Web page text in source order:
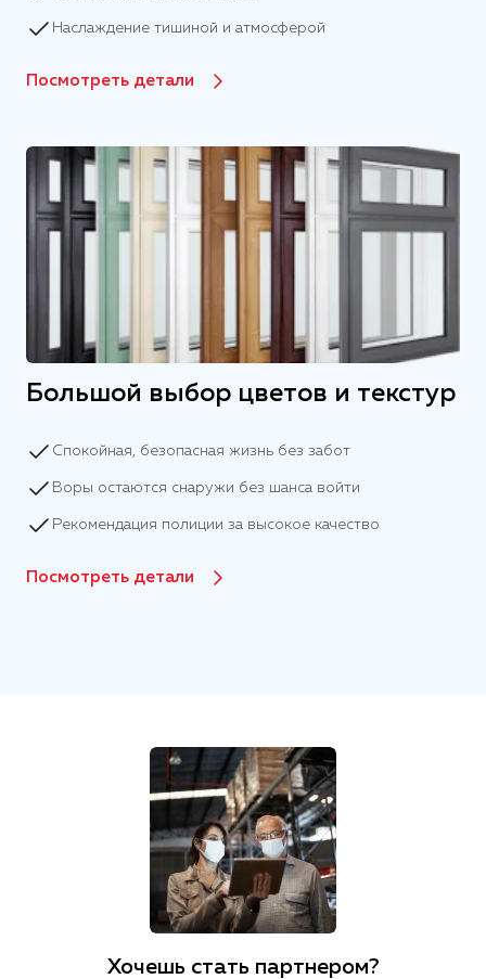
Наслаждение тишиной и атмосферой
Посмотреть детали
Большой выбор цветов и текстур
Спокойная, безопасная жизнь без забот
Воры остаются снаружи без шанса войти
Рекомендация полиции за высокое качество
Посмотреть детали
Хочешь стать партнером?